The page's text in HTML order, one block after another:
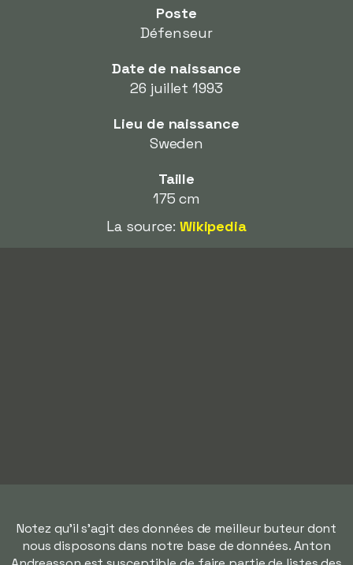
Poste
Défenseur
Date de naissance
26 juillet 1993
Lieu de naissance
Sweden
Taille
175 cm
La source: Wikipedia
Notez qu'il s'agit des données de meilleur buteur dont
nous disposons dans notre base de données. Anton